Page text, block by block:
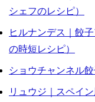
シェフのレシピ）
ヒルナンデス｜餃
の時短レシピ）
ショウチャンネル
リュウジ｜スペイ